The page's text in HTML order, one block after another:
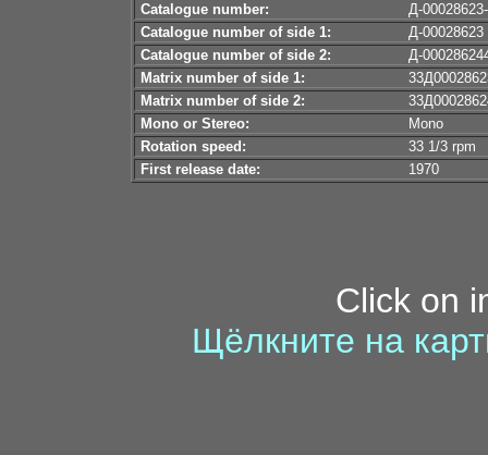
Catalogue number:
Д-
Catalogue number of side 1:
Д-00028623
Catalogue number of side 2:
Д-
Matrix number of side 1:
Matrix number of side 2:
Mono or Stereo:
Mono
Rotation speed:
33 1/3 rpm
First release date:
1970
Click on
Щёлкните на